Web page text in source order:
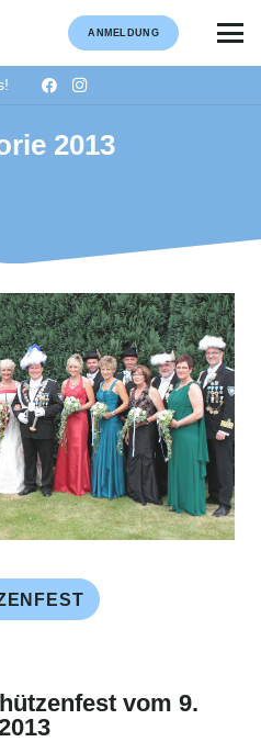
ANMELDUNG
2013
vom 9.